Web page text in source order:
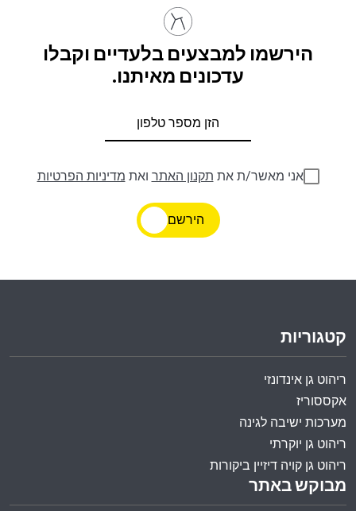
הירשמו למבצעים בלעדיים וקבלו
עדכונים מאיתנו.
אני מאשר/ת את תקנון האתר ואת מדיניות הפרטיות
הירשם
מבוקש באתר
קטגוריות
ריהוט גן אינדונזי
אקססוריז
מערכות ישיבה לגינה
ריהוט גן יוקרתי
ריהוט גן קויה דיזיין ביקורות